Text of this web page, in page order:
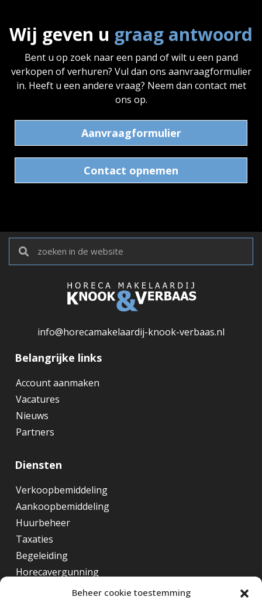
Beheer cookie toestemming
Wij geven u graag antwoord
Bent u op zoek naar een pand of wilt u een pand
verkopen of verhuren? Vul dan ons aanvraagformulier
in. Heeft u een andere vraag? Neem dan contact met
ons op.
Aanvraagformulier
Contact opnemen
info@horecamakelaardij-knook-verbaas.nl
Belangrijke links
Account aanmaken
Vacatures
Nieuws
Partners
Diensten
Verkoopbemiddeling
Aankoopbemiddeling
Huurbeheer
Taxaties
Begeleiding
Horecavergunning